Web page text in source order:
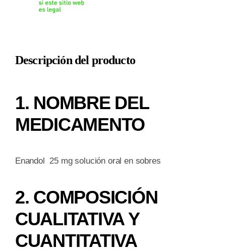
SOBRES
Descripción del producto
1. NOMBRE DEL
MEDICAMENTO
Enandol 25 mg solución oral en sobres
2. COMPOSICIÓN
CUALITATIVA Y
CUANTITATIVA